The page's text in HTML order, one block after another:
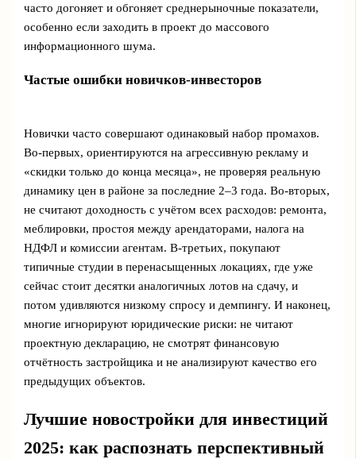
часто догоняет и обгоняет среднерыночные показатели,
особенно если заходить в проект до массового
информационного шума.
Частые ошибки новичков-инвесторов
Новички часто совершают одинаковый набор промахов.
Во‑первых, ориентируются на агрессивную рекламу и
«скидки только до конца месяца», не проверяя реальную
динамику цен в районе за последние 2–3 года. Во‑вторых,
не считают доходность с учётом всех расходов: ремонта,
меблировки, простоя между арендаторами, налога на
НДФЛ и комиссии агентам. В-третьих, покупают
типичные студии в перенасыщенных локациях, где уже
сейчас стоит десятки аналогичных лотов на сдачу, и
потом удивляются низкому спросу и демпингу. И наконец,
многие игнорируют юридические риски: не читают
проектную декларацию, не смотрят финансовую
отчётность застройщика и не анализируют качество его
предыдущих объектов.
Лучшие новостройки для инвестиций
2025: как распознать перспективный